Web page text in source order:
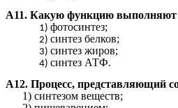
А11. Какую функцию выполняют
фотосинтез;
синтез белков;
синтез жиров;
синтез АТФ.
А12. Процесс, представляющий
1) синтезом веществ;